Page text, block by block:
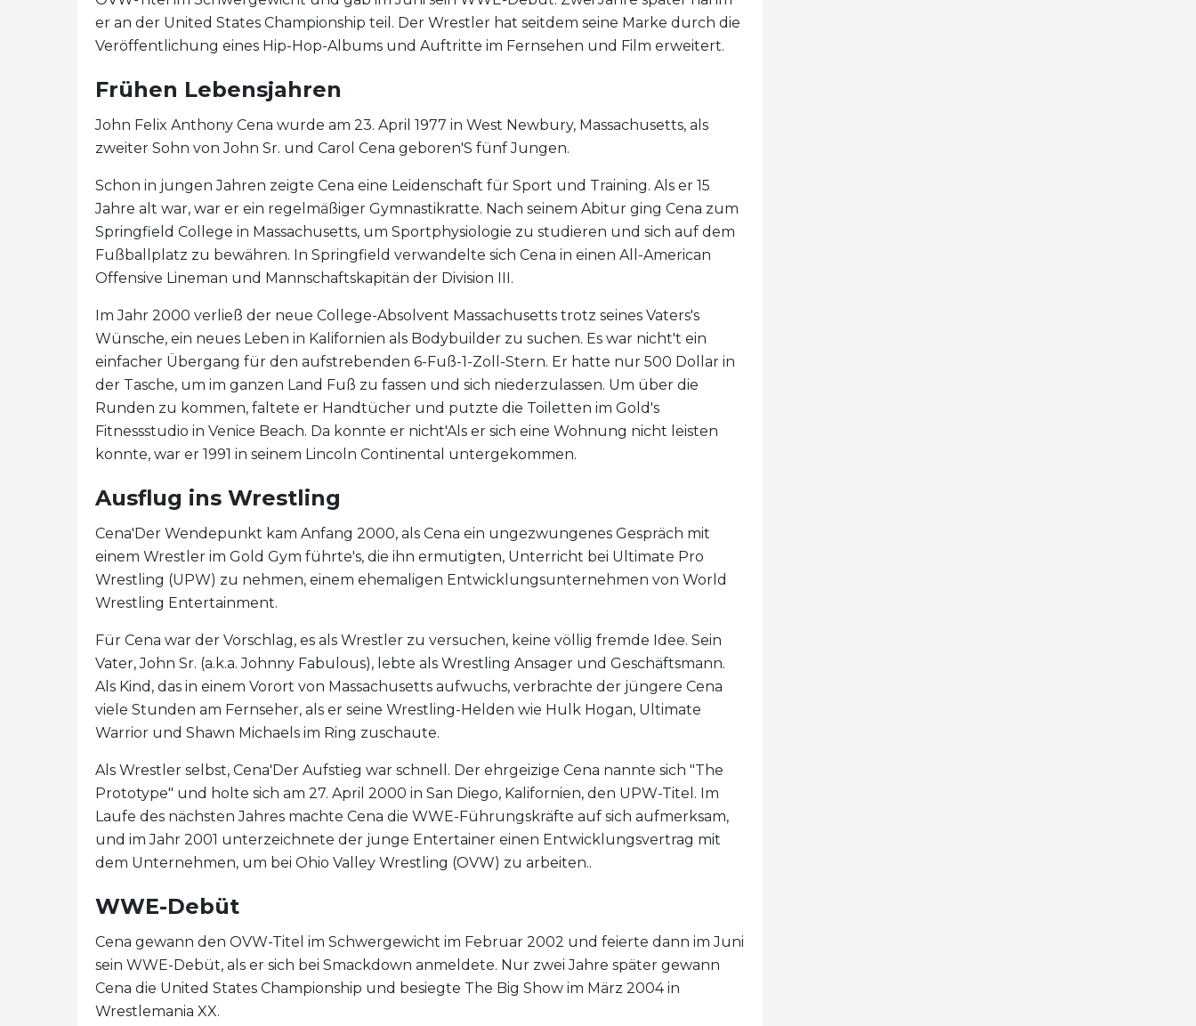
er an der United States Championship teil. Der Wrestler hat seitdem seine Marke durch die
Veröffentlichung eines Hip-Hop-Albums und Auftritte im Fernsehen und Film erweitert.
Frühen Lebensjahren
John Felix Anthony Cena wurde am 23. April 1977 in West Newbury, Massachusetts, als
zweiter Sohn von John Sr. und Carol Cena geboren'S fünf Jungen.
Schon in jungen Jahren zeigte Cena eine Leidenschaft für Sport und Training. Als er 15
Jahre alt war, war er ein regelmäßiger Gymnastikratte. Nach seinem Abitur ging Cena zum
Springfield College in Massachusetts, um Sportphysiologie zu studieren und sich auf dem
Fußballplatz zu bewähren. In Springfield verwandelte sich Cena in einen All-American
Offensive Lineman und Mannschaftskapitän der Division III.
Im Jahr 2000 verließ der neue College-Absolvent Massachusetts trotz seines Vaters's
Wünsche, ein neues Leben in Kalifornien als Bodybuilder zu suchen. Es war nicht't ein
einfacher Übergang für den aufstrebenden 6-Fuß-1-Zoll-Stern. Er hatte nur 500 Dollar in
der Tasche, um im ganzen Land Fuß zu fassen und sich niederzulassen. Um über die
Runden zu kommen, faltete er Handtücher und putzte die Toiletten im Gold's
Fitnessstudio in Venice Beach. Da konnte er nicht'Als er sich eine Wohnung nicht leisten
konnte, war er 1991 in seinem Lincoln Continental untergekommen.
Ausflug ins Wrestling
Cena'Der Wendepunkt kam Anfang 2000, als Cena ein ungezwungenes Gespräch mit
einem Wrestler im Gold Gym führte's, die ihn ermutigten, Unterricht bei Ultimate Pro
Wrestling (UPW) zu nehmen, einem ehemaligen Entwicklungsunternehmen von World
Wrestling Entertainment.
Für Cena war der Vorschlag, es als Wrestler zu versuchen, keine völlig fremde Idee. Sein
Vater, John Sr. (a.k.a. Johnny Fabulous), lebte als Wrestling Ansager und Geschäftsmann.
Als Kind, das in einem Vorort von Massachusetts aufwuchs, verbrachte der jüngere Cena
viele Stunden am Fernseher, als er seine Wrestling-Helden wie Hulk Hogan, Ultimate
Warrior und Shawn Michaels im Ring zuschaute.
Als Wrestler selbst, Cena'Der Aufstieg war schnell. Der ehrgeizige Cena nannte sich "The
Prototype" und holte sich am 27. April 2000 in San Diego, Kalifornien, den UPW-Titel. Im
Laufe des nächsten Jahres machte Cena die WWE-Führungskräfte auf sich aufmerksam,
und im Jahr 2001 unterzeichnete der junge Entertainer einen Entwicklungsvertrag mit
dem Unternehmen, um bei Ohio Valley Wrestling (OVW) zu arbeiten..
WWE-Debüt
Cena gewann den OVW-Titel im Schwergewicht im Februar 2002 und feierte dann im Juni
sein WWE-Debüt, als er sich bei Smackdown anmeldete. Nur zwei Jahre später gewann
Cena die United States Championship und besiegte The Big Show im März 2004 in
Wrestlemania XX.